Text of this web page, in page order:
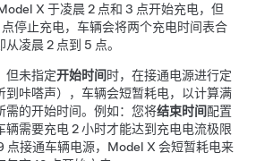
X 于凌晨 2 点和 3 点开始充电，但
停止充电，车辆会将两个充电时间表合
凌晨 2 点到 5 点。
但未指定开始时间 时，在接通电源进行定
到咔嗒声），车辆会短暂耗电，以计算满
需的开始时间。例如：您将结束时间配置
辆需要充电 2 小时才能达到充电电流极限
接通车辆电源， Model X 会短暂耗电来